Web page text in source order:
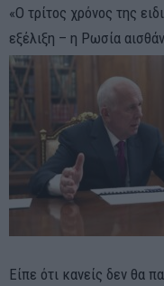
«Ο τρίτος χρόνος της
εξέλιξη – η Ρωσία
Είπε ότι κανείς δεν θα